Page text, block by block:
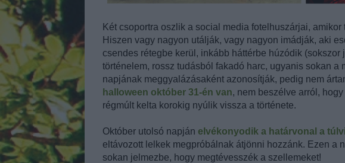
Két csoportra oszlik a social media fotelhuszárjai,
Hiszen vagy nagyon utálják, vagy nagyon imádják, aki
csendes rétegbe kerül, inkább háttérbe húzódik
történelem, rossz tudásból fakadó harc, ugyanis sokan a
napjának meggyalázásaként azonosítják, pedig nem
halloween október 31-én van, nem beszélve arról,
régmúlt kelta korokig nyúlik vissza a története.
Október utolsó napján elvékonyodik a határvonal a
eltávozott lelkek megpróbálnak átjönni hozzánk. Ezen a
sokan jelmezbe, hogy megtévesszék a szellemeket!